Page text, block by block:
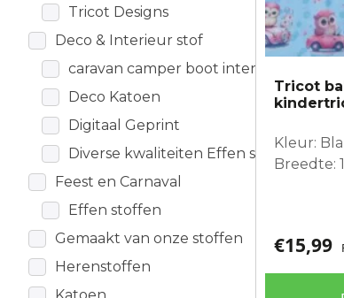
Tricot Designs
Deco & Interieur stof
caravan camper boot interieur
Deco Katoen
Digitaal Geprint
Diverse kwaliteiten Effen stoffen
Feest en Carnaval
Effen stoffen
Gemaakt van onze stoffen
Herenstoffen
Katoen
Tricot
Kleur:
Breedte:
€15,99